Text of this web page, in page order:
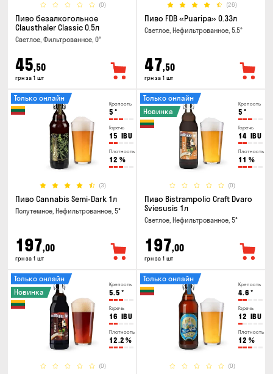
(0)
Пиво безалкогольное
Clausthaler Classic 0.5л
Светлое, Фильтрованное, 0°
45,50
грн за 1 шт
(26)
Пиво FDB «Puaripa» 0.33л
Светлое, Нефильтрованное, 5.5°
47,50
грн за 1 шт
Крепость
5 °
Горечь
15 IBU
Плотность
12 %
(3)
Только онлайн
Пиво Cannabis Semi-Dark 1л
Полутемное, Нефильтрованное, 5°
197,00
грн за 1 шт
Крепость
5 °
Горечь
14 IBU
Плотность
11 %
(0)
Только онлайн
Новинка
Пиво Bistrampolio Craft Dvaro
Sviesusis 1л
Светлое, Нефильтрованное, 5°
197,00
грн за 1 шт
Крепость
5.5 °
Горечь
16 IBU
Плотность
12.2 %
(0)
Только онлайн
Новинка
Крепость
4.6 °
Горечь
12 IBU
Плотность
12 %
(0)
Только онлайн